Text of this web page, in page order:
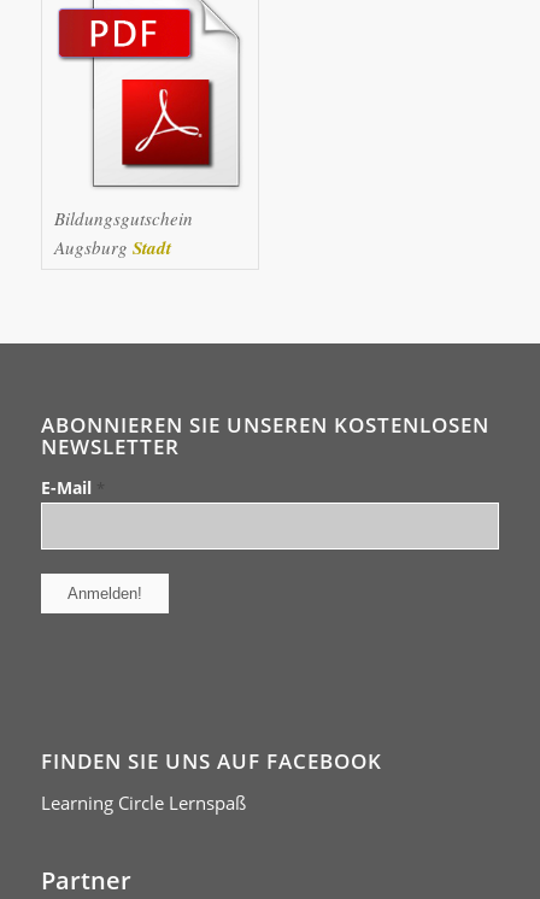
Bildungsgutschein
Augsburg Stadt
ABONNIEREN SIE UNSEREN KOSTENLOSEN
NEWSLETTER
E-Mail
FINDEN SIE UNS AUF FACEBOOK
Learning Circle Lernspaß
Partner